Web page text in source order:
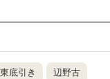
底引き 辺野古